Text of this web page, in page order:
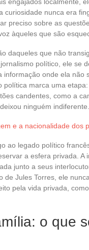
curiosidade nunca era
preciso sobre as
àqueles que são
daqueles que não
político, ele se
onde ela não
política marca uma
candentes, como a
ninguém indiferente.
e a nacionalidade dos
ao legado político
a esfera privada. A
junto a seus
de Jules Torres, ele
pela vida privada,
o que